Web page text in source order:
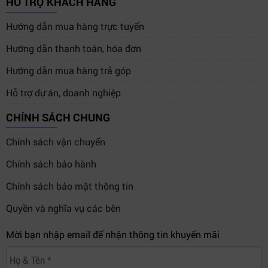
Nâng cấp hệ thống production với HyperDeck ISO Recorder
100G chuẩn SMPTE-2110 hiện đại.
4. Khả năng mở rộng SDI và Video IP
linh hoạt
linh hoạt với nhiều chuẩn kết nối broadcast hiện đại.
Hướng dẫn mua hàng trực tuyến
Hướng dẫn thanh toán, hóa đơn
Hướng dẫn mua hàng trả góp
Hỗ trợ dự án, doanh nghiệp
CHÍNH SÁCH CHUNG
Chính sách vận chuyển
Chính sách bảo hành
Chính sách bảo mật thông tin
Quyền và nghĩa vụ các bên
Mời bạn nhập email để nhận thông tin khuyến mãi